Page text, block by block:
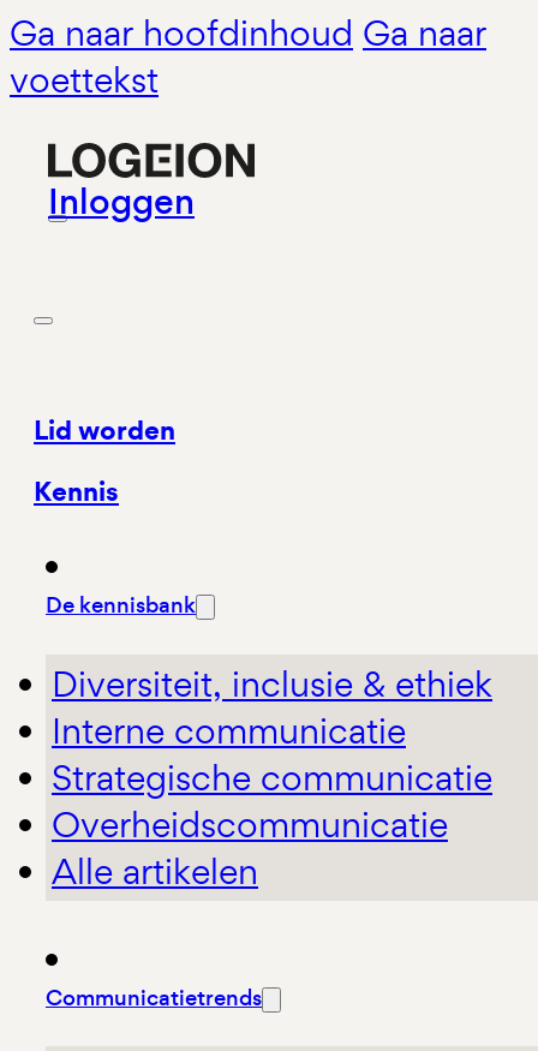
Ga naar hoofdinhoud Ga naar
voettekst
Inloggen
Lid worden
Kennis
De kennisbank
Diversiteit, inclusie & ethiek
Interne communicatie
Strategische communicatie
Overheidscommunicatie
Alle artikelen
Communicatietrends